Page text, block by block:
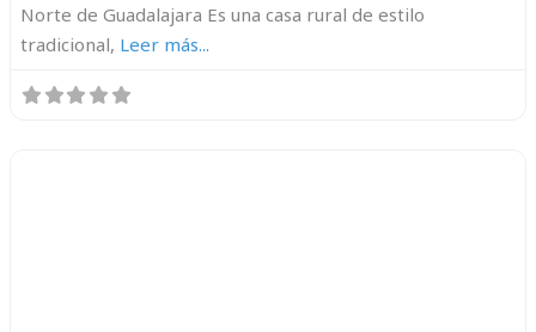
Norte de Guadalajara Es una casa rural de estilo
tradicional, Leer más...